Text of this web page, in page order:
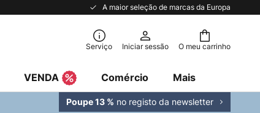
A maior seleção de marcas da Europa
O meu carrinho
Serviço Iniciar sessão
VENDA Comércio Mais
Poupe 13 % no registo da newsletter